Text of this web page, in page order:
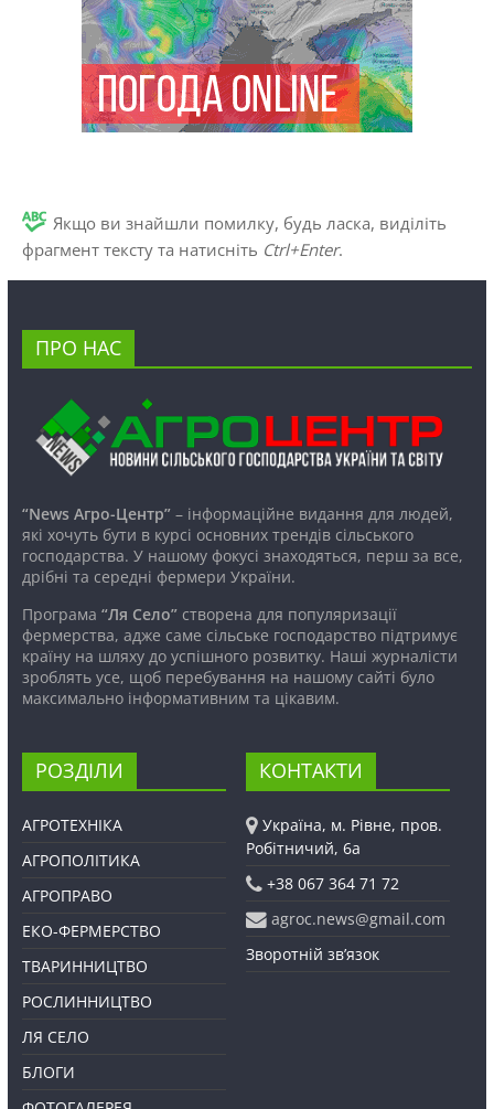
Якщо ви знайшли помилку, будь ласка, виділіть
фрагмент тексту та натисніть Ctrl+Enter.
ПРО НАС
“News Агро-Центр”– інформаційне видання для людей,
які хочуть бути в курсі основних трендів сільського
господарства. У нашому фокусі знаходяться, перш за все,
дрібні та середні фермери України.
Програма “Ля Село”створена для популяризації
фермерства, адже саме сільське господарство підтримує
країну на шляху до успішного розвитку. Наші журналісти
зроблять усе, щоб перебування на нашому сайті було
максимально інформативним та цікавим.
РОЗДІЛИ
АГРОТЕХНІКА
АГРОПОЛІТИКА
АГРОПРАВО
ЕКО-ФЕРМЕРСТВО
ТВАРИННИЦТВО
РОСЛИННИЦТВО
ЛЯ СЕЛО
БЛОГИ
КОНТАКТИ
Україна, м. Рівне, пров.
Робітничий, 6а
+38 067 364 71 72
agroc.news@gmail.com
Зворотній зв’язок